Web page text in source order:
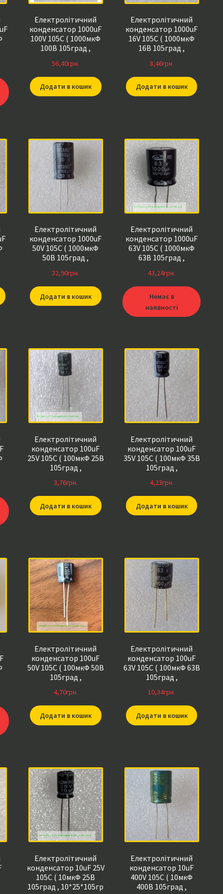
Електролітичний
конденсатор 1000uF
100V 105C ( 1000мкФ
100В 105град ,
гнучкі виводи
18*35мм
56,40грн.
Додати в кошик
Електролітичний
конденсатор 1000uF
16V 105C ( 1000мкФ
16В 105град ,
HITANO 10*16мм
8,46грн.
Додати в кошик
Електролітичний
конденсатор 1000uF
50V 105C ( 1000мкФ
50В 105град ,
HITANO 13*25мм
32,90грн.
Додати в кошик
Електролітичний
конденсатор 1000uF
63V 105C ( 1000мкФ
63В 105град ,
samwha 16*25мм
43,24грн.
Немає в
наявності
Електролітичний
конденсатор 100uF
25V 105C ( 100мкФ 25В
105град ,
HITANO 6,3*11мм
3,76грн.
Додати в кошик
Електролітичний
конденсатор 100uF
35V 105C ( 100мкФ 35В
105град ,
HITANO 6,3*11мм
4,23грн.
Додати в кошик
Електролітичний
конденсатор 100uF
50V 105C ( 100мкФ 50В
105град ,
8*12мм
4,70грн.
Додати в кошик
Електролітичний
конденсатор 100uF
63V 105C ( 100мкФ 63В
105град ,
HITANO 10*13мм
10,34грн.
Додати в кошик
Електролітичний
конденсатор 10uF 25V
105C ( 10мкФ 25В
105град , 10*25*105гр
Електролітичний
конденсатор 10uF
400V 105C ( 10мкФ
400В 105град ,